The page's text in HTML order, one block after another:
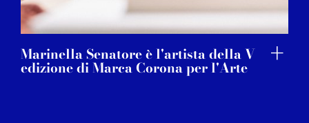
Marinella Senatore è l'artista della V
edizione di Marca Corona per l'Arte